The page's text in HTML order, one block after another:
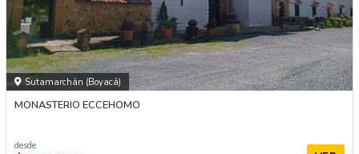
Sutamarchán (Boyacá)
MONASTERIO ECCEHOMO
desde